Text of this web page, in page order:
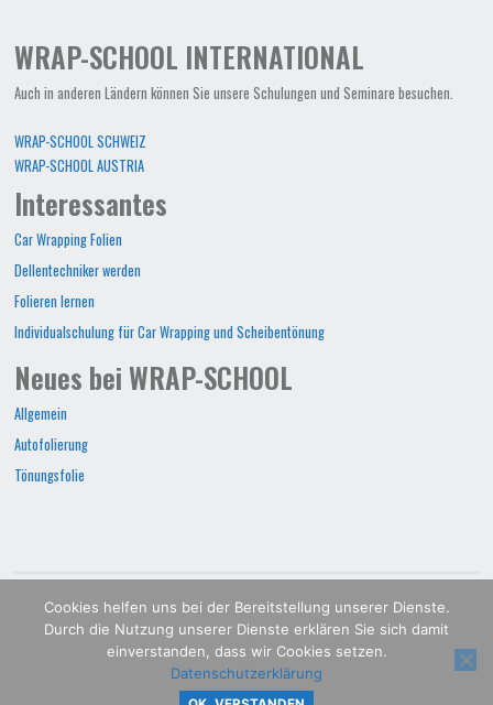
WRAP-SCHOOL INTERNATIONAL
Auch in anderen Ländern können Sie unsere Schulungen und Seminare besuchen.
WRAP-SCHOOL SCHWEIZ
WRAP-SCHOOL AUSTRIA
Interessantes
Car Wrapping Folien
Dellentechniker werden
Folieren lernen
Individualschulung für Car Wrapping und Scheibentönung
Neues bei WRAP-SCHOOL
Allgemein
Autofolierung
Tönungsfolie
WRAP-SCHOOL©2022
POWERED BY SEPTERA &WORDPRESS.
Cookies helfen uns bei der Bereitstellung unserer Dienste.
Durch die Nutzung unserer Dienste erklären Sie sich damit
einverstanden, dass wir Cookies setzen.
Datenschutzerklärung